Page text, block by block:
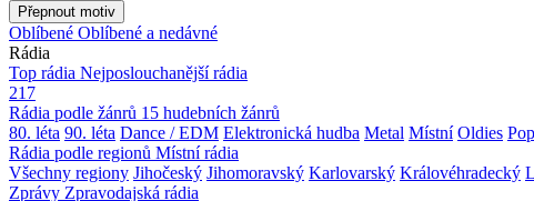
Přepnout motiv
Oblíbené Oblíbené a nedávné
Rádia
Top rádia Nejposlouchanější rádia
217
Rádia podle žánrů 15 hudebních žánrů
80. léta 90. léta Dance / EDM Elektronická hudba Metal Místní Oldies
Rádia podle regionů Místní rádia
Všechny regiony Jihočeský Jihomoravský Karlovarský Královéhradecký
Zprávy Zpravodajská rádia